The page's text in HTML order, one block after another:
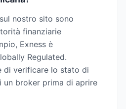
nostro sito sono
finanziarie
Exness è
Regulated.
di verificare lo stato di
un broker prima di aprire